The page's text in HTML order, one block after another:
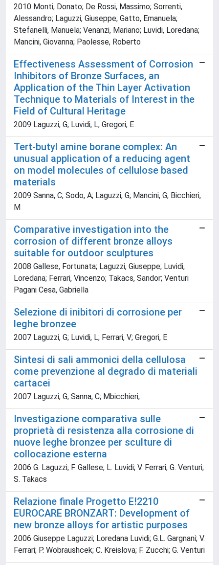
2010 Monti, Donato; De Rossi, Massimo; Sorrenti,
Alessandro; Laguzzi, Giuseppe; Gatto, Emanuela;
Stefanelli, Manuela; Venanzi, Mariano; Luvidi, Loredana;
Mancini, Giovanna; Paolesse, Roberto
Effectiveness Assessment of Corrosion
Inhibitors of Bronze Surfaces, an
Application of the Thin Layer Activation
Technique to Materials of Interest in the
Field of Cultural Heritage
2009 Laguzzi, G; Luvidi, L; Gregori, E
Tert-butyl amine borane complex: An
unusual application of a reducing agent
on model molecules of cellulose based
materials
2009 Sanna, C; Sodo, A; Laguzzi, G; Mancini, G; Bicchieri,
M
Comparative investigation into the
corrosion of different bronze alloys
suitable for outdoor sculptures
2008 Gallese, Fortunata; Laguzzi, Giuseppe; Luvidi,
Loredana; Ferrari, Vincenzo; Takacs, Sandor; Venturi
Pagani Cesa, Gabriella
Selezione di inibitori di corrosione per
leghe bronzee
2007 Laguzzi, G; Luvidi, L; Ferrari, V; Gregori, E
Sintesi di sali ammonici della cellulosa
come prevenzione al degrado di materiali
cartacei
2007 Laguzzi, G; Sanna, C; Mbicchieri,
Investigazione comparativa sulle
proprietà di resistenza alla corrosione di
nuove leghe bronzee per sculture di
collocazione esterna
2006 G. Laguzzi; F. Gallese; L. Luvidi; V. Ferrari; G. Venturi;
S. Takacs
Relazione finale Progetto E!2210
EUROCARE BRONZART: Development of
new bronze alloys for artistic purposes
2006 Giuseppe Laguzzi; Loredana Luvidi; G.L. Gargnani; V.
Ferrari; P. Wobraushcek; C. Kreislova; F. Zucchi; G. Venturi